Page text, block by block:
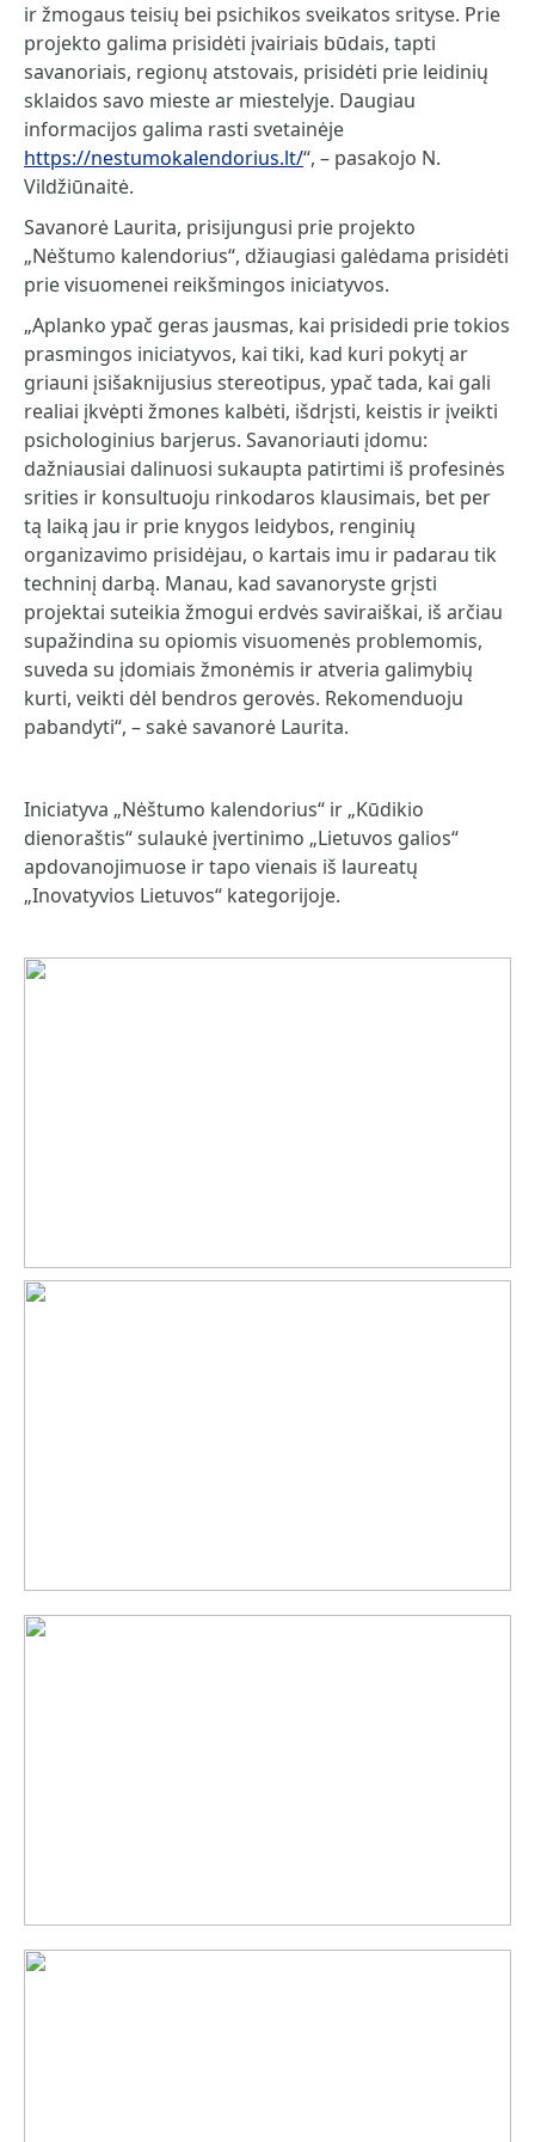
ir žmogaus teisių bei psichikos sveikatos srityse. Prie
projekto galima prisidėti įvairiais būdais, tapti
savanoriais, regionų atstovais, prisidėti prie leidinių
sklaidos savo mieste ar miestelyje. Daugiau
informacijos galima rasti svetainėje
https://nestumokalendorius.lt/“, – pasakojo N.
Vildžiūnaitė.
Savanorė Laurita, prisijungusi prie projekto
„Nėštumo kalendorius“, džiaugiasi galėdama prisidėti
prie visuomenei reikšmingos iniciatyvos.
„Aplanko ypač geras jausmas, kai prisidedi prie tokios
prasmingos iniciatyvos, kai tiki, kad kuri pokytį ar
griauni įsišaknijusius stereotipus, ypač tada, kai gali
realiai įkvėpti žmones kalbėti, išdrįsti, keistis ir įveikti
psichologinius barjerus. Savanoriauti įdomu:
dažniausiai dalinuosi sukaupta patirtimi iš profesinės
srities ir konsultuoju rinkodaros klausimais, bet per
tą laiką jau ir prie knygos leidybos, renginių
organizavimo prisidėjau, o kartais imu ir padarau tik
techninį darbą. Manau, kad savanoryste grįsti
projektai suteikia žmogui erdvės saviraiškai, iš arčiau
supažindina su opiomis visuomenės problemomis,
suveda su įdomiais žmonėmis ir atveria galimybių
kurti, veikti dėl bendros gerovės. Rekomenduoju
pabandyti“, – sakė savanorė Laurita.
Iniciatyva „Nėštumo kalendorius“ ir „Kūdikio
dienoraštis“ sulaukė įvertinimo „Lietuvos galios“
apdovanojimuose ir tapo vienais iš laureatų
„Inovatyvios Lietuvos“ kategorijoje.